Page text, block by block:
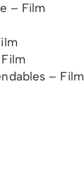
– Film
– Film